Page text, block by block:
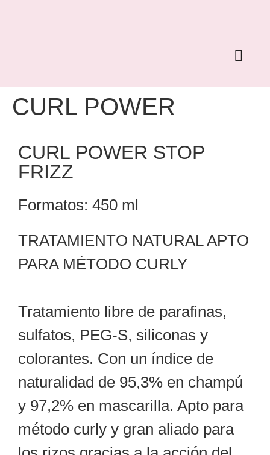
CURL POWER
CURL POWER STOP
FRIZZ
Formatos: 450 ml
TRATAMIENTO NATURAL APTO
PARA MÉTODO CURLY
Tratamiento libre de parafinas,
sulfatos, PEG-S, siliconas y
colorantes. Con un índice de
naturalidad de 95,3% en champú
y 97,2% en mascarilla. Apto para
método curly y gran aliado para